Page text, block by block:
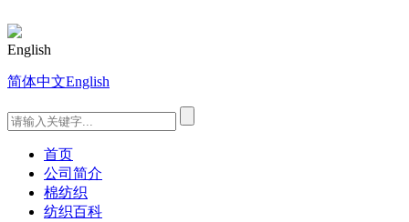
English
简体中文English
首页
公司简介
棉纺织
纺织百科